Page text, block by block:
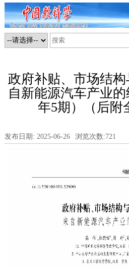
政府补贴、市场结
自新能源汽车产业
年5期）（后附
发布日期: 2025-06-26 浏览次数:721